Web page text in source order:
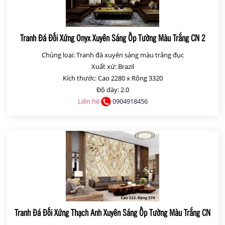
Tranh Đá Đối Xứng Onyx Xuyên Sáng Ốp Tường Màu Trắng CN 2
Chủng loại: Tranh đá xuyên sáng màu trắng đục
Xuất xứ: Brazil
Kích thước: Cao 2280 x Rộng 3320
Độ dày: 2.0
Liên hệ
0904918456
Tranh Đá Đối Xứng Thạch Anh Xuyên Sáng Ốp Tường Màu Trắng CN